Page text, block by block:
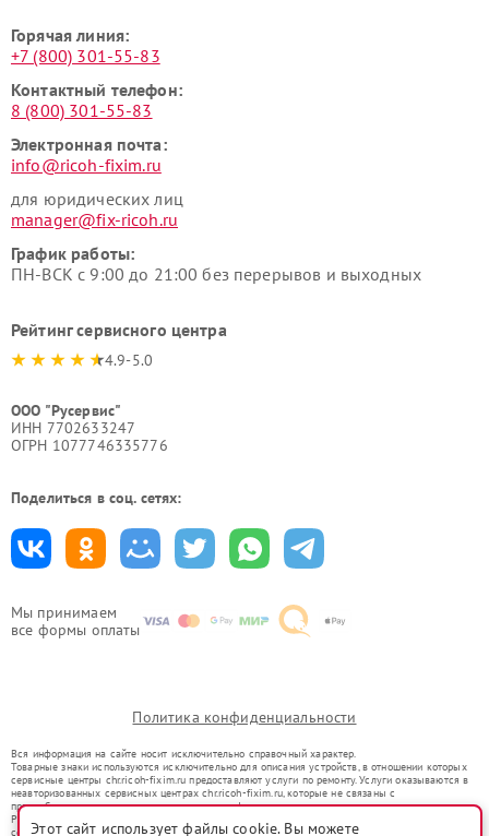
Мы принимаем
все формы оплаты
Горячая линия:
+7 (800) 301-55-83
Контактный телефон:
8 (800) 301-55-83
Электронная почта:
info@ricoh-fixim.ru
для юридических лиц
manager@fix-ricoh.ru
График работы:
ПН-ВСК с 9:00 до 21:00 без перерывов и выходных
Рейтинг сервисного центра
4.9-5.0
ООО "Русервис"
ИНН 7702633247
ОГРН 1077746335776
Поделиться в соц. сетях:
Политика конфиденциальности
Вся информация на сайте носит исключительно справочный характер.
Товарные знаки используются исключительно для описания устройств, в отношении которых
сервисные центры chr.ricoh-fixim.ru предоставляют услуги по ремонту. Услуги оказываются в
неавторизованных сервисных центрах chr.ricoh-fixim.ru, которые не связаны с
правообладателями товарных знаков или их официальными представителями.
Ремонт осуществляется для устройств, уже введенных в гражданский оборот в соответствии
со статьей 1487 ГК РФ.
Этот сайт использует файлы cookie. Вы можете